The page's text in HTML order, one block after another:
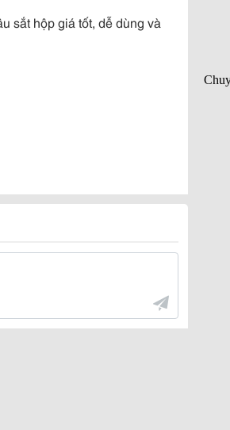
sắt hộp giá tốt, dễ dùng và